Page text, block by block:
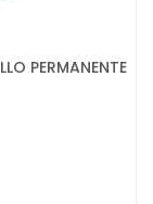
PERMANENTE